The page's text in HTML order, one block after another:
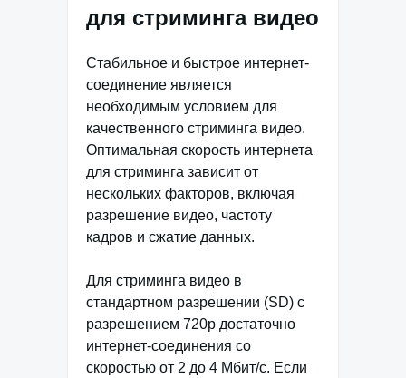
для стриминга видео
Стабильное и быстрое интернет-
соединение является
необходимым условием для
качественного стриминга видео.
Оптимальная скорость интернета
для стриминга зависит от
нескольких факторов, включая
разрешение видео, частоту
кадров и сжатие данных.
Для стриминга видео в
стандартном разрешении (SD) с
разрешением 720p достаточно
интернет-соединения со
скоростью от 2 до 4 Мбит/с. Если